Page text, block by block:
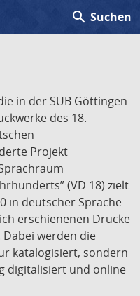
search Suchen
in der SUB Göttingen
des 18.
Projekt
(VD 18) zielt
in deutscher Sprache
erschienenen Drucke
werden die
katalogisiert, sondern
digitalisiert und online